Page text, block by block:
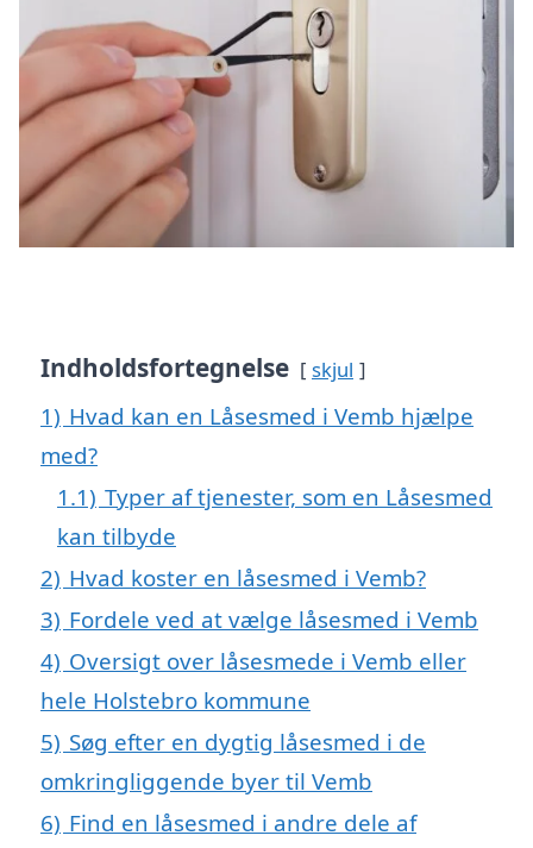
Indholdsfortegnelse skjul
1) Hvad kan en Låsesmed i Vemb hjælpe
med?
1.1) Typer af tjenester, som en Låsesmed
kan tilbyde
2) Hvad koster en låsesmed i Vemb?
3) Fordele ved at vælge låsesmed i Vemb
4) Oversigt over låsesmede i Vemb eller
hele Holstebro kommune
5) Søg efter en dygtig låsesmed i de
omkringliggende byer til Vemb
6) Find en låsesmed i andre dele af